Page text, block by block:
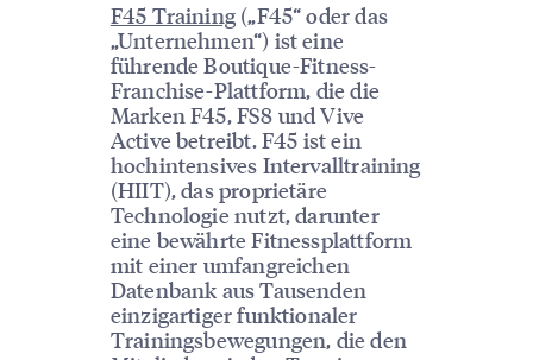
F45 Training („F45“ oder das
„Unternehmen“) ist eine
führende Boutique-Fitness-
Franchise-Plattform, die die
Marken F45, FS8 und Vive
Active betreibt. F45 ist ein
hochintensives Intervalltraining
(HIIT), das proprietäre
Technologie nutzt, darunter
eine bewährte Fitnessplattform
mit einer umfangreichen
Datenbank aus Tausenden
einzigartiger funktionaler
Trainingsbewegungen, die den